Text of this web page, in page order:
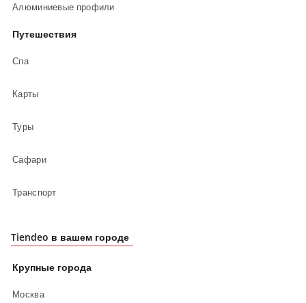
Алюминиевые профили
Путешествия
Спа
Карты
Туры
Сафари
Транспорт
Tiendeo в вашем городе
Крупные города
Москва